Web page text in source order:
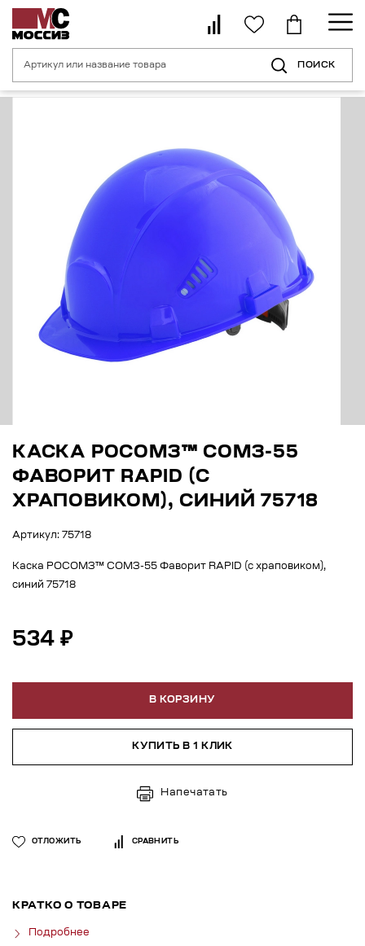
ПОИСК
Главная страница Средства индивидуальной защиты
КАСКА РОСОМЗ™ СОМЗ-55
ФАВОРИТ RAPID (С
ХРАПОВИКОМ), СИНИЙ 75718
Артикул: 75718
Каска РОСОМЗ™ СОМЗ-55 Фаворит RAPID (с храповиком),
синий 75718
534 ₽
В КОРЗИНУ
КУПИТЬ В 1 КЛИК
Напечатать
ОТЛОЖИТЬ СРАВНИТЬ
КРАТКО О ТОВАРЕ
Подробнее